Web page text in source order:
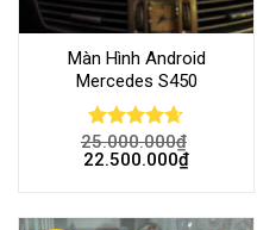
Màn Hình Android
Mercedes S450
Rated4.61
out of 5
25.000.000₫
22.500.000₫